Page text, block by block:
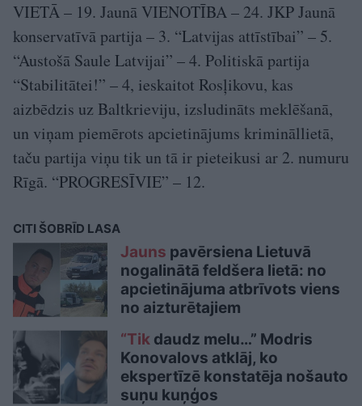
VIETĀ – 19. Jaunā VIENOTĪBA – 24. JKP Jaunā
konservatīvā partija – 3. “Latvijas attīstībai” – 5.
“Austošā Saule Latvijai” – 4. Politiskā partija
“Stabilitātei!” – 4, ieskaitot Rosļikovu, kas
aizbēdzis uz Baltkrieviju, izsludināts meklēšanā,
un viņam piemērots apcietinājums krimināllietā,
taču partija viņu tik un tā ir pieteikusi ar 2. numuru
Rīgā. “PROGRESĪVIE” – 12.
CITI ŠOBRĪD LASA
Jauns pavērsiena Lietuvā
nogalinātā feldšera lietā: no
apcietinājuma atbrīvots viens
no aizturētajiem
“Tik daudz melu…” Modris
Konovalovs atklāj, ko
ekspertīzē konstatēja nošauto
suņu kuņģos